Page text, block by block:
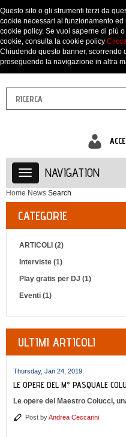
NAVIGATION
Home News Search
CATEGORIE
ARTICOLI (2)
Interviste (1)
Play gratis per DJ (1)
Eventi (1)
ULTIMI ARTICOLI
Thursday, Jan 24, 2019
LE OPERE DEL M° PASQUALE
Le opere del Maestro Colucci,
Post byAndrea Ceccarini
Questo sito o gli strumenti terzi da
cookie necessari al funzionamento
cookie policy. Se vuoi saperne di più
cookie, consulta la cookie policy
Chiudendo questo banner, scorrendo
proseguendo la navigazione in altra